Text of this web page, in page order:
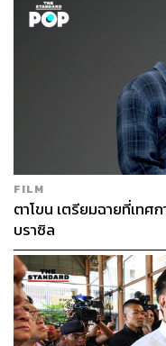
“ลูกค้าที่ซื้อแบรนด์เล็ก
และมีความแตกต่าง ร้า
ต่างให้กับร้านค้าและโ
FILM
ตาโขน เตรียมฉายที่เทศ
บราซิล